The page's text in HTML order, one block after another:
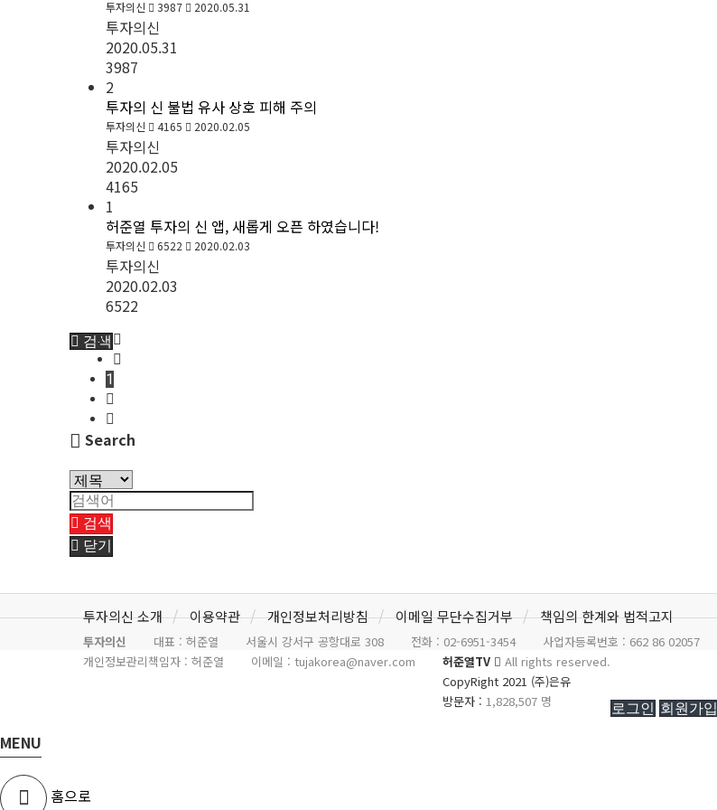
투자의신 3987 2020.05.31
투자의신
2020.05.31
3987
2
투자의 신 불법 유사 상호 피해 주의
투자의신 4165 2020.02.05
투자의신
2020.02.05
4165
1
허준열 투자의 신 앱, 새롭게 오픈 하였습니다!
투자의신 6522 2020.02.03
투자의신
2020.02.03
6522
검색
1
Search
검색
닫기
투자의신 소개 이용약관 개인정보처리방침 이메일 무단수집거부 책임의 한계와 법적고지
투자의신 대표 : 허준열 서울시 강서구 공항대로 308 전화 : 02-6951-3454 사업자등록번호 : 662 86 02057
개인정보관리책임자 : 허준열
이메일 : tujakorea@naver.com 허준열TV
All rights reserved.
CopyRight 2021 (주)은유
방문자 : 1,828,507 명 로그인 회원가입
MENU
홈으로